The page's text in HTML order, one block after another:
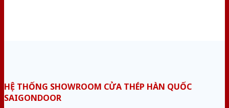
HỆ THỐNG SHOWROOM CỬA THÉP HÀN QUỐC
SAIGONDOOR